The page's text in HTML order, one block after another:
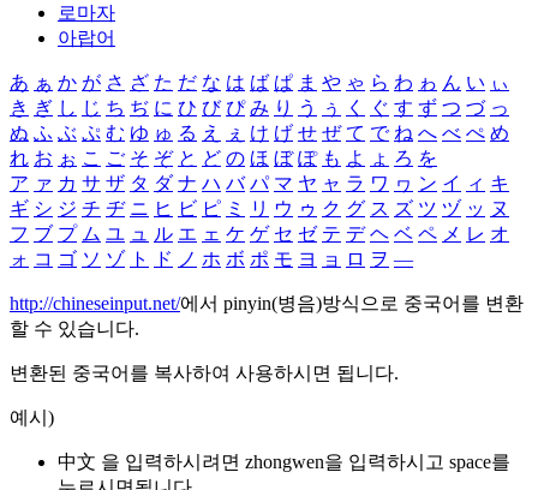
로마자
아랍어
あ ぁ か が さ ざ た だ な は ば ぱ ま や ゃ ら わ ゎ ん い ぃ
き ぎ し じ ち ぢ に ひ び ぴ み り う ぅ く ぐ す ず つ づ っ
ぬ ふ ぶ ぷ む ゆ ゅ る え ぇ け げ せ ぜ て で ね へ べ ぺ め
れ お ぉ こ ご そ ぞ と ど の ほ ぼ ぽ も よ ょ ろ を
ア ァ カ サ ザ タ ダ ナ ハ バ パ マ ヤ ャ ラ ワ ヮ ン イ ィ キ
ギ シ ジ チ ヂ ニ ヒ ビ ピ ミ リ ウ ゥ ク グ ス ズ ツ ヅ ッ ヌ
フ ブ プ ム ユ ュ ル エ ェ ケ ゲ セ ゼ テ デ ヘ ベ ペ メ レ オ
ォ コ ゴ ソ ゾ ト ド ノ ホ ボ ポ モ ヨ ョ ロ ヲ ―
http://chineseinput.net/에서 pinyin(병음)방식으로 중국어를 변환
할 수 있습니다.
변환된 중국어를 복사하여 사용하시면 됩니다.
예시)
中文 을 입력하시려면 zhongwen을 입력하시고 space를